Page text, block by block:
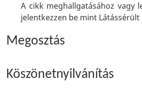
A cikk meghallgatásához vagy
jelentkezzen be mint Látássérült
Megosztás
Köszönetnyilvánítás